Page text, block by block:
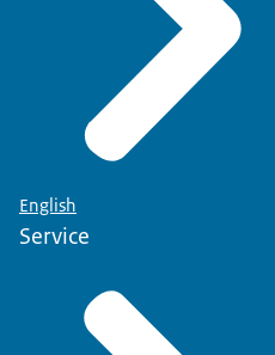
English
Service